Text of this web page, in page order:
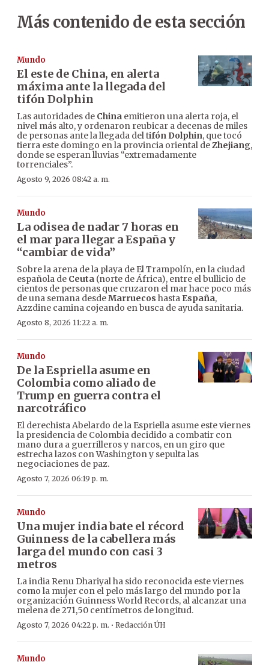
Más contenido de esta sección
Mundo
El este de China, en alerta
máxima ante la llegada del
tifón Dolphin
Las autoridades de China emitieron una alerta roja, el
nivel más alto, y ordenaron reubicar a decenas de miles
de personas ante la llegada del tifón Dolphin, que tocó
tierra este domingo en la provincia oriental deZhejiang,
donde se esperan lluvias “extremadamente
torrenciales”.
Agosto 9, 2026 08:42 a. m.
Mundo
La odisea de nadar 7 horas en
el mar para llegar a España y
“cambiar de vida”
Sobre la arena de la playa de El Trampolín, en la ciudad
española de Ceuta (norte de África), entre el bullicio de
cientos de personas que cruzaron el mar hace poco más
de una semana desdeMarruecos hasta España,
Azzdine camina cojeando en busca de ayuda sanitaria.
Agosto 8, 2026 11:22 a. m.
Mundo
De la Espriella asume en
Colombia como aliado de
Trump en guerra contra el
narcotráfico
El derechista Abelardo de la Espriella asume este viernes
la presidencia de Colombia decidido a combatir con
mano dura a guerrilleros y narcos, en un giro que
estrecha lazos con Washington y sepulta las
negociaciones de paz.
Agosto 7, 2026 06:19 p. m.
Mundo
Una mujer india bate el récord
Guinness de la cabellera más
larga del mundo con casi 3
metros
La india Renu Dhariyal ha sido reconocida este viernes
como la mujer con el pelo más largo del mundo por la
organización Guinness World Records, al alcanzar una
melena de 271,50 centímetros de longitud.
Agosto 7, 2026 04:22 p. m. · Redacción ÚH
Mundo